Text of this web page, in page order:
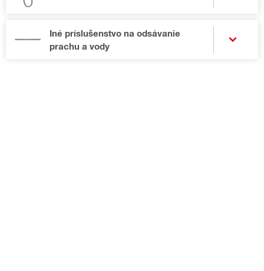
Iné príslušenstvo na odsávanie
prachu a vody